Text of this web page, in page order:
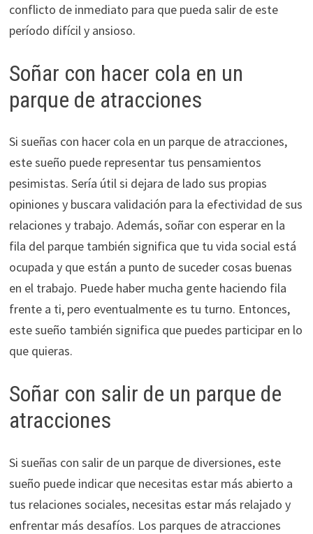
conflicto de inmediato para que pueda salir de este
período difícil y ansioso.
Soñar con hacer cola en un
parque de atracciones
Si sueñas con hacer cola en un parque de atracciones,
este sueño puede representar tus pensamientos
pesimistas. Sería útil si dejara de lado sus propias
opiniones y buscara validación para la efectividad de sus
relaciones y trabajo. Además, soñar con esperar en la
fila del parque también significa que tu vida social está
ocupada y que están a punto de suceder cosas buenas
en el trabajo. Puede haber mucha gente haciendo fila
frente a ti, pero eventualmente es tu turno. Entonces,
este sueño también significa que puedes participar en lo
que quieras.
Soñar con salir de un parque de
atracciones
Si sueñas con salir de un parque de diversiones, este
sueño puede indicar que necesitas estar más abierto a
tus relaciones sociales, necesitas estar más relajado y
enfrentar más desafíos. Los parques de atracciones